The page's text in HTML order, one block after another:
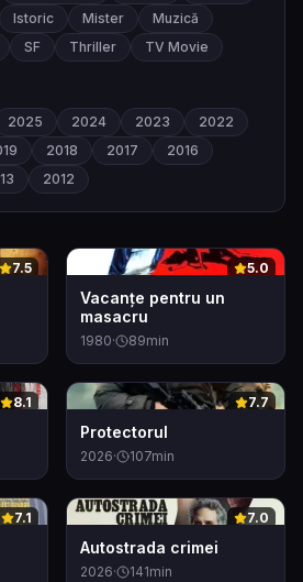
Istoric Mister
Muzică
SF Thriller
TV Movie
2025 2024 2023
2022
2018 2017
2016
2012
7.5 0 5.0
Vacanțe pentru un
masacru
1980· 89min
8.1 0 7.7
Protectorul
2026· 107min
7.1 0 7.0
Autostrada crimei
2026· 141min